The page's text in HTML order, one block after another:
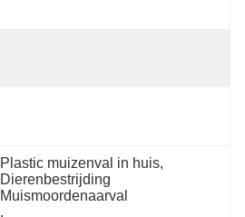
Plastic muizenval in huis,
Dierenbestrijding
Muismoordenaarval
,